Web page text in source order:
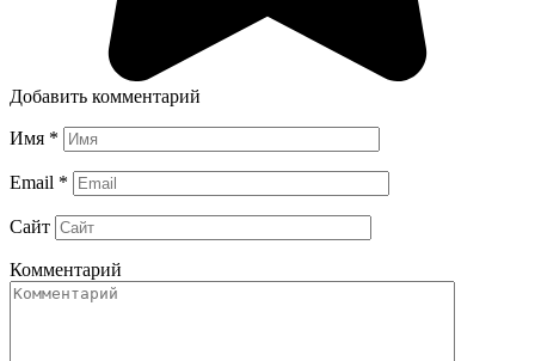
Добавить комментарий
Имя *
Email *
Сайт
Комментарий